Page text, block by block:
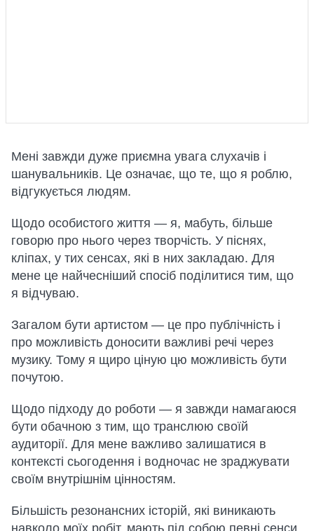
Мені завжди дуже приємна увага слухачів і
шанувальників. Це означає, що те, що я роблю,
відгукується людям.
Щодо особистого життя — я, мабуть, більше
говорю про нього через творчість. У піснях,
кліпах, у тих сенсах, які в них закладаю. Для
мене це найчесніший спосіб поділитися тим, що
я відчуваю.
Загалом бути артистом — це про публічність і
про можливість доносити важливі речі через
музику. Тому я щиро ціную цю можливість бути
почутою.
Щодо підходу до роботи — я завжди намагаюся
бути обачною з тим, що транслюю своїй
аудиторії. Для мене важливо залишатися в
контексті сьогодення і водночас не зраджувати
своїм внутрішнім цінностям.
Більшість резонансних історій, які виникають
навколо моїх робіт, мають під собою певні сенси